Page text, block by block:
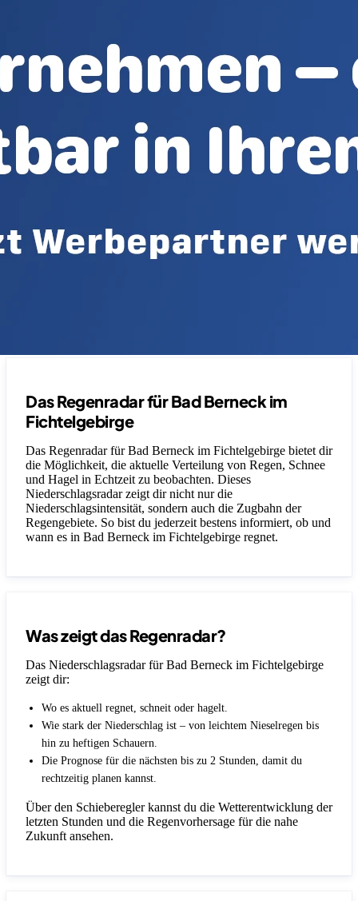
Das Regenradar für Bad Berneck im
Fichtelgebirge
Das Regenradar für Bad Berneck im Fichtelgebirge bietet dir
die Möglichkeit, die aktuelle Verteilung von Regen, Schnee
und Hagel in Echtzeit zu beobachten. Dieses
Niederschlagsradar zeigt dir nicht nur die
Niederschlagsintensität, sondern auch die Zugbahn der
Regengebiete. So bist du jederzeit bestens informiert, ob und
wann es in Bad Berneck im Fichtelgebirge regnet.
Was zeigt das Regenradar?
Das Niederschlagsradar für Bad Berneck im Fichtelgebirge
zeigt dir:
Wo es aktuell regnet, schneit oder hagelt.
Wie stark der Niederschlag ist – von leichtem Nieselregen bis
hin zu heftigen Schauern.
Die Prognose für die nächsten bis zu 2 Stunden, damit du
rechtzeitig planen kannst.
Über den Schieberegler kannst du die Wetterentwicklung der
letzten Stunden und die Regenvorhersage für die nahe
Zukunft ansehen.